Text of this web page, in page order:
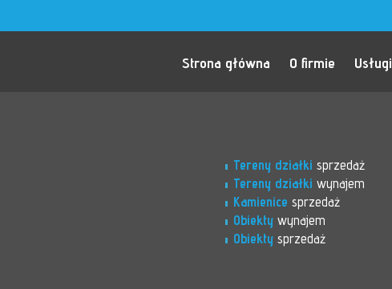
Strona główna O firmie Usługi
Tereny działki sprzedaż
Tereny działki wynajem
Kamienice sprzedaż
Obiekty wynajem
Obiekty sprzedaż